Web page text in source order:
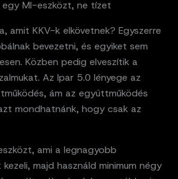
egy MI-eszközt, ne tízet
amit KKV-k elkövetnek? Egyszerre
bevezetni, és egyiket sem
Közben pedig elveszítik a
Az Ipar 5.0 lényege az
ám az együttműködés
mondhatnánk, hogy csak az
ami a legnagyobb
majd használd minimum négy